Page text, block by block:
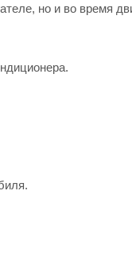
но и во время